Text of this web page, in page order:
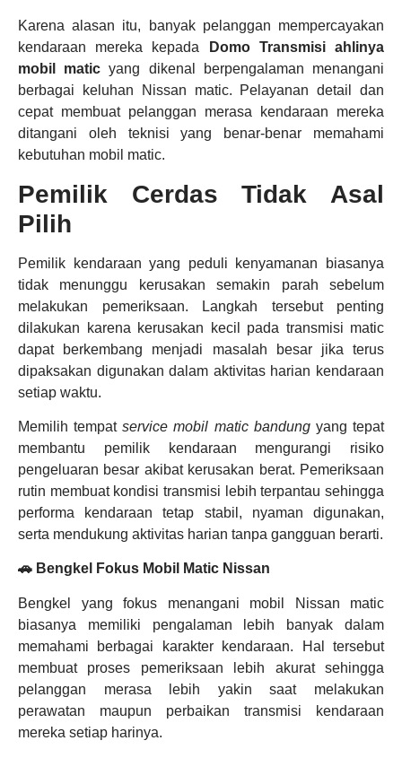
Karena alasan itu, banyak pelanggan mempercayakan
kendaraan mereka kepada
Domo Transmisi
ahlinya
mobil matic yang dikenal berpengalaman menangani
berbagai keluhan Nissan matic. Pelayanan detail dan
cepat membuat pelanggan merasa kendaraan mereka
ditangani oleh teknisi yang benar-benar memahami
kebutuhan mobil matic.
Pemilik Cerdas Tidak Asal
Pilih
Pemilik kendaraan yang peduli kenyamanan biasanya
tidak menunggu kerusakan semakin parah sebelum
melakukan pemeriksaan. Langkah tersebut penting
dilakukan karena kerusakan kecil pada transmisi matic
dapat berkembang menjadi masalah besar jika terus
dipaksakan digunakan dalam aktivitas harian kendaraan
setiap waktu.
Memilih tempatservice mobil matic bandungyang tepat
membantu pemilik kendaraan mengurangi risiko
pengeluaran besar akibat kerusakan berat. Pemeriksaan
rutin membuat kondisi transmisi lebih terpantau sehingga
performa kendaraan tetap stabil, nyaman digunakan,
serta mendukung aktivitas harian tanpa gangguan berarti.
🚗 Bengkel Fokus Mobil Matic Nissan
Bengkel yang fokus menangani mobil Nissan matic
biasanya memiliki pengalaman lebih banyak dalam
memahami berbagai karakter kendaraan. Hal tersebut
membuat proses pemeriksaan lebih akurat sehingga
pelanggan merasa lebih yakin saat melakukan
perawatan maupun perbaikan transmisi kendaraan
mereka setiap harinya.